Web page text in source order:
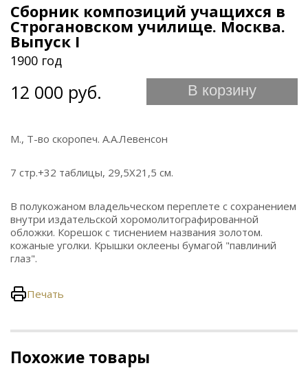
Сборник композиций учащихся в
Строгановском училище. Москва.
Выпуск I
1900 год
12 000 руб. В корзину
М., Т-во скоропеч. А.А.Левенсон
7 стр.+32 таблицы, 29,5Х21,5 см.
В полукожаном владельческом переплете с сохранением
внутри издательской хоромолитографированной
обложки. Корешок с тиснением названия золотом.
кожаные уголки. Крышки оклеены бумагой "павлиний
глаз".
Печать
Похожие товары